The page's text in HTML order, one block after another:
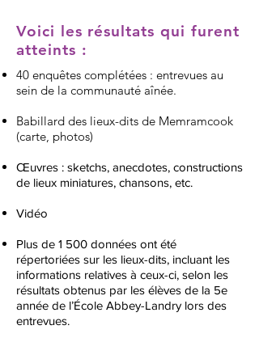
Voici les résultats qui furent
atteints :
40 enquêtes complétées : entrevues au
sein de la communauté aînée.
Babillard des lieux-dits de Memramcook
(carte, photos)
Œuvres : sketchs, anecdotes, constructions
de lieux miniatures, chansons, etc.
Vidéo
Plus de 1 500 données ont été
répertoriées sur les lieux-dits, incluant les
informations relatives à ceux-ci, selon les
résultats obtenus par les élèves de la 5e
année de l’École Abbey-Landry lors des
entrevues.